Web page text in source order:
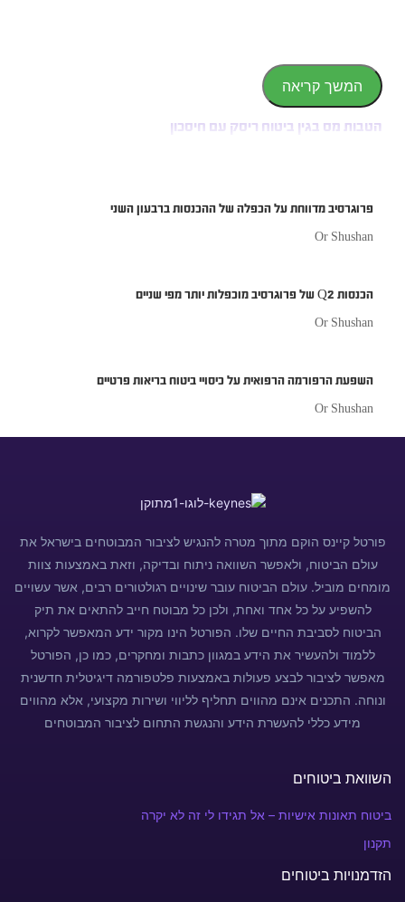
המשך קריאה
הטבות מס בגין ביטוח ריסק עם חיסכון
פרוגרסיב מדווחת על הכפלה של ההכנסות ברבעון השני
Or Shushan
הכנסות Q2 של פרוגרסיב מוכפלות יותר מפי שניים
Or Shushan
השפעת הרפורמה הרפואית על כיסויי ביטוח בריאות פרטיים
Or Shushan
פורטל קיינס הוקם מתוך מטרה להנגיש לציבור המבוטחים בישראל את
עולם הביטוח, ולאפשר השוואה ניתוח ובדיקה, וזאת באמצעות צוות
מומחים מוביל. עולם הביטוח עובר שינויים רגולטורים רבים, אשר עשויים
להשפיע על כל אחד ואחת, ולכן כל מבוטח חייב להתאים את תיק
הביטוח לסביבת החיים שלו. הפורטל הינו מקור ידע המאפשר לקרוא,
ללמוד ולהעשיר את הידע במגוון כתבות ומחקרים, כמו כן, הפורטל
מאפשר לציבור לבצע פעולות באמצעות פלטפורמה דיגיטלית חדשנית
ונוחה. התכנים אינם מהווים תחליף לליווי ושירות מקצועי, אלא מהווים
מידע כללי להעשרת הידע והנגשת התחום לציבור המבוטחים
השוואת ביטוחים
ביטוח תאונות אישיות – אל תגידו לי זה לא יקרה
תקנון
הזדמנויות ביטוחים